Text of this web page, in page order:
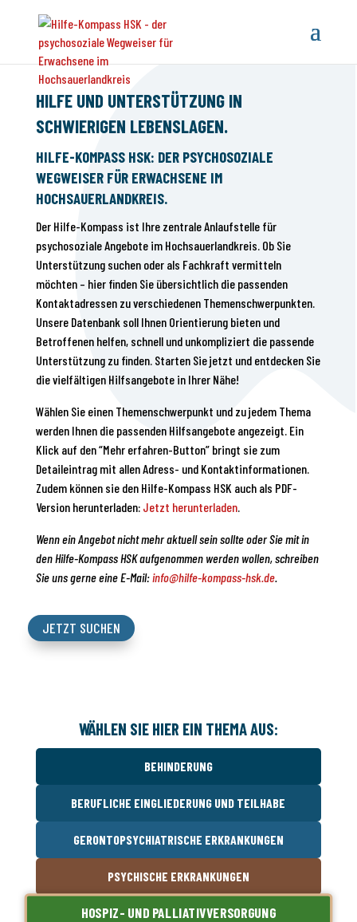
HILFE UND UNTERSTÜTZUNG IN
SCHWIERIGEN LEBENSLAGEN.
HILFE-KOMPASS HSK: DER PSYCHOSOZIALE
WEGWEISER FÜR ERWACHSENE IM
HOCHSAUERLANDKREIS.
Der Hilfe-Kompass ist Ihre zentrale Anlaufstelle für
psychosoziale Angebote im Hochsauerlandkreis. Ob Sie
Unterstützung suchen oder als Fachkraft vermitteln
möchten – hier finden Sie übersichtlich die passenden
Kontaktadressen zu verschiedenen Themenschwerpunkten.
Unsere Datenbank soll Ihnen Orientierung bieten und
Betroffenen helfen, schnell und unkompliziert die passende
Unterstützung zu finden. Starten Sie jetzt und entdecken Sie
die vielfältigen Hilfsangebote in Ihrer Nähe!
Wählen Sie einen Themenschwerpunkt und zu jedem Thema
werden Ihnen die passenden Hilfsangebote angezeigt. Ein
Klick auf den “Mehr erfahren-Button” bringt sie zum
Detaileintrag mit allen Adress- und Kontaktinformationen.
Zudem können sie den Hilfe-Kompass HSK auch als PDF-
Version herunterladen: Jetzt herunterladen.
Wenn ein Angebot nicht mehr aktuell sein sollte oder Sie mit in
den Hilfe-Kompass HSK aufgenommen werden wollen, schreiben
Sie uns gerne eine E-Mail:info@hilfe-kompass-hsk.de.
JETZT SUCHEN
WÄHLEN SIE HIER EIN THEMA AUS:
BEHINDERUNG
BERUFLICHE EINGLIEDERUNG UND TEILHABE
GERONTOPSYCHIATRISCHE ERKRANKUNGEN
PSYCHISCHE ERKRANKUNGEN
HOSPIZ- UND PALLIATIVVERSORGUNG